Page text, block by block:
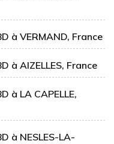
à VERMAND, France
à AIZELLES, France
à LA CAPELLE,
à NESLES-LA-